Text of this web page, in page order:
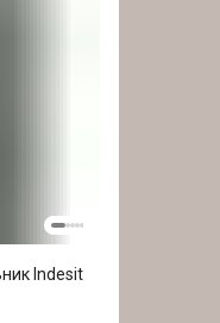
Indesit